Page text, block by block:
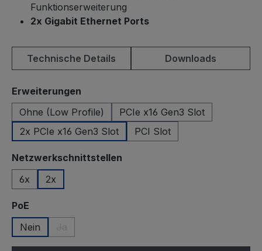
Funktionserweiterung
2x Gigabit Ethernet Ports
Technische Details Downloads
Erweiterungen
Ohne (Low Profile)
PCIe x16 Gen3 Slot
2x PCIe x16 Gen3 Slot
PCI Slot
Netzwerkschnittstellen
6x
2x
PoE
Nein